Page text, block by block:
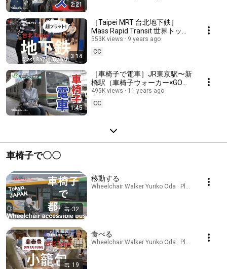
2:21
3:14
［Taipei MRT 台北地下鉄］
Mass Rapid Transit 世界トップ
クラスのバリアフリー地下鉄
Taipei, Taiwan
553K views
9 years ago
CC
1:45
［車椅子で電車］JR東京駅〜新
橋駅（車椅子ウォーカー×GO
TOKYO）
495K views
11 years ago
CC
車椅子で〇〇
32
移動する
Wheelchair Walker Yuriko Oda · Playlist
19
食べる
Wheelchair Walker Yuriko Oda · Playlist